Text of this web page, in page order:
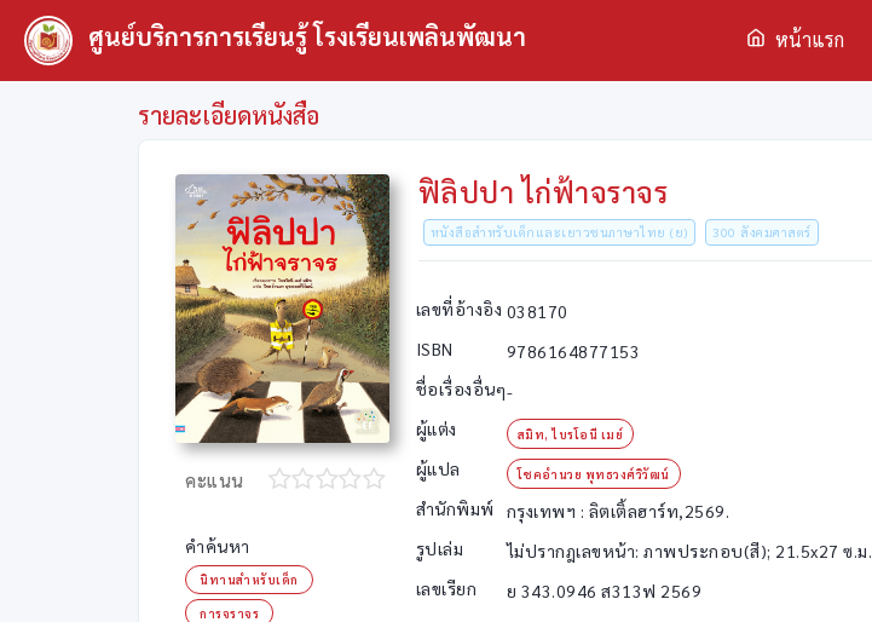
ศูนย์บริการการเรียนรู้ โรงเรียนเพลินพัฒนา หน้าแรก
รายละเอียดหนังสือ
คะแนน
คำค้นหา
นิทานสำหรับเด็ก
การจราจร
ฟิลิปปา ไก่ฟ้าจราจร
หนังสือสำหรับเด็กและเยาวชนภาษาไทย (ย) 300 สังคมศาสตร์
เลขที่อ้างอิง 038170
ISBN
9786164877153
ชื่อเรื่องอื่นๆ-
ผู้แต่ง
สมิท, ไบรโอนี เมย์
ผู้แปล โชคอำนวย พุทธวงศ์วิวัฒน์
สำนักพิมพ์
กรุงเทพฯ : ลิตเติ้ลฮาร์ท,2569.
รูปเล่ม
ไม่ปรากฎเลขหน้า: ภาพประกอบ(สี); 21.5x27 ซ.ม.
เลขเรียก
ย 343.0946 ส313ฟ 2569